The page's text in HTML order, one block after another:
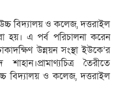
বিদ্যালয় ও কলেজ, দত্তরাইল
হয়। এ পর্ব পরিচালনা করেন
উন্নয়ন সংস্থা ইউকে’র
তৈরীতে
বিদ্যালয় ও কলেজ, দত্তরাইল